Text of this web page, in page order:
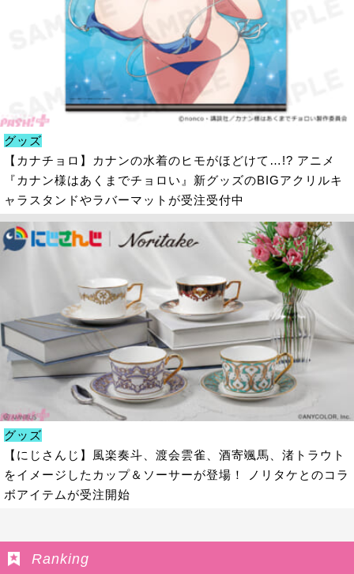
グッズ
【カナチョロ】カナンの水着のヒモがほどけて…!? アニメ
『カナン様はあくまでチョロい』新グッズのBIGアクリルキ
ャラスタンドやラバーマットが受注受付中
グッズ
【にじさんじ】風楽奏斗、渡会雲雀、酒寄颯馬、渚トラウト
をイメージしたカップ＆ソーサーが登場！ ノリタケとのコラ
ボアイテムが受注開始
Ranking